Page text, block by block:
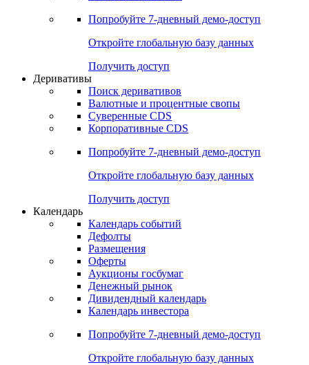
Сравнение ETF & Funds
Поиск Mutual Funds
Попробуйте7-дневный
Откройте глобальную базу данных
Получить доступ
Деривативы
Валютные и процентные свопы
Корпоративные CDS
Попробуйте7-дневный
Откройте глобальную базу данных
Получить доступ
Календарь
Календарь событий
Дефолты
Размещения
Оферты
Денежный рынок
Календарь инвестора